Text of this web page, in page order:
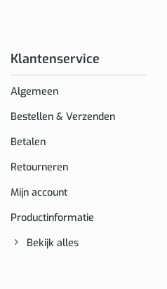
Klantenservice
Algemeen
Bestellen & Verzenden
Betalen
Retourneren
Mijn account
Productinformatie
Bekijk alles